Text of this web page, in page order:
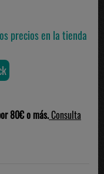
precios en la tienda
80€ o más.Consulta